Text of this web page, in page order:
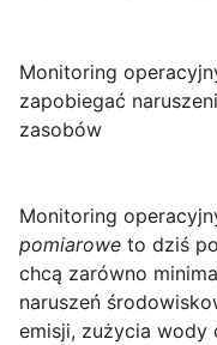
Monitoring
zapobiegać
zasobów
Monitoring
pomiarowe to dziś
chcą zarówno
naruszeń
emisji, zużycia wody